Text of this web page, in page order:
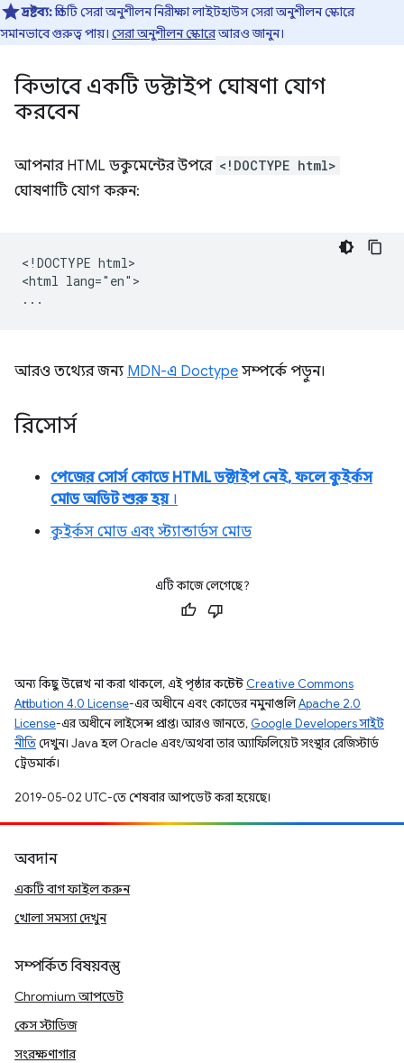
দ্রষ্টব্য:প্রতিটি সেরা অনুশীলন নিরীক্ষা লাইটহাউস সেরা অনুশীলন স্কোরে
সমানভাবে গুরুত্ব পায়। সেরা অনুশীলন স্কোরেআরও জানুন।
কিভাবে একটি ডক্টাইপ ঘোষণা যোগ
করবেন
আপনার HTML ডকুমেন্টের উপরে <!DOCTYPE html>
ঘোষণাটি যোগ করুন:
<!DOCTYPE html>
<html lang="en">
আরও তথ্যের জন্য MDN-এ Doctype সম্পর্কে পড়ুন।
রিসোর্স
পেজের সোর্স কোডে HTML ডক্টাইপ নেই, ফলে কুইর্কস
মোড অডিট শুরু হয়।
কুইর্কস মোড এবং স্ট্যান্ডার্ডস মোড
এটি কাজে লেগেছে?
অন্য কিছু উল্লেখ না করা থাকলে, এই পৃষ্ঠার কন্টেন্ট Creative Commons
Attribution 4.0 License-এর অধীনে এবং কোডের নমুনাগুলিApache 2.0
License-এর অধীনে লাইসেন্স প্রাপ্ত। আরও জানতে, Google Developers সাইট
নীতিদেখুন। Java হল Oracle এবং/অথবা তার অ্যাফিলিয়েট সংস্থার রেজিস্টার্ড
ট্রেডমার্ক।
2019-05-02 UTC-তে শেষবার আপডেট করা হয়েছে।
অবদান
একটি বাগ ফাইল করুন
খোলা সমস্যা দেখুন
সম্পর্কিত বিষয়বস্তু
Chromium আপডেট
কেস স্টাডিজ
সংরক্ষণাগার